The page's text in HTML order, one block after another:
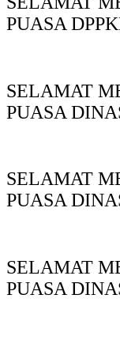
PUASA
SELAMAT
PUASA
SELAMAT
PUASA
SELAMAT
PUASA